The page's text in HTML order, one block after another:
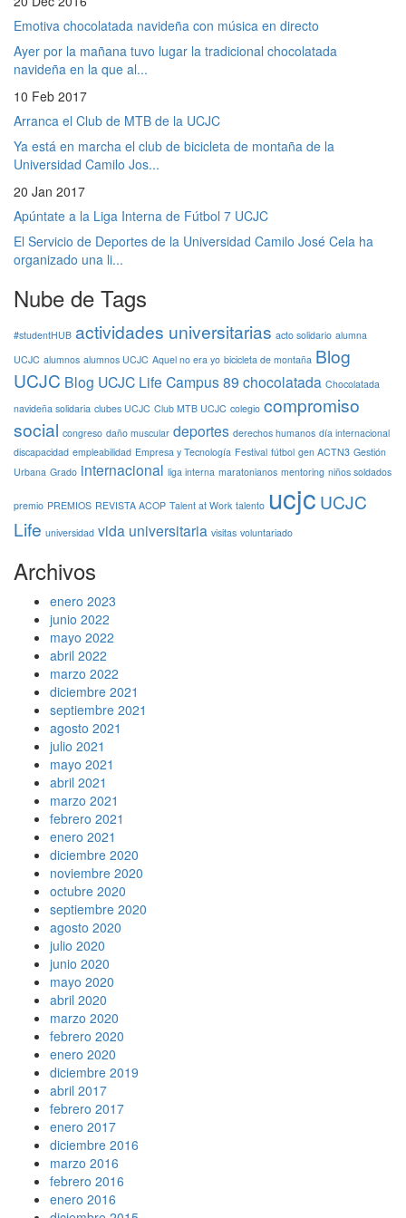
Emotiva chocolatada navideña con música en directo
Ayer por la mañana tuvo lugar la tradicional chocolatada
navideña en la que al...
10 Feb 2017
Arranca el Club de MTB de la UCJC
Ya está en marcha el club de bicicleta de montaña de la
Universidad Camilo Jos...
20 Jan 2017
Apúntate a la Liga Interna de Fútbol 7 UCJC
El Servicio de Deportes de la Universidad Camilo José Cela ha
organizado una li...
Nube de Tags
#studentHUB actividades universitarias acto solidario alumna
UCJC alumnos alumnos UCJC Aquel no era yo bicicleta de montaña Blog
UCJC Blog UCJC Life Campus 89 chocolatada Chocolatada
navideña solidaria clubes UCJC Club MTB UCJC colegio compromiso
social congreso daño muscular deportes derechos humanos día internacional
discapacidad empleabilidad Empresa y Tecnología Festival fútbol gen ACTN3 Gestión
Urbana Grado internacional liga interna maratonianos mentoring niños soldados
premio PREMIOS REVISTA ACOP Talent at Work talento ucjc UCJC
Life universidad vida universitaria visitas voluntariado
Archivos
enero 2023
junio 2022
mayo 2022
abril 2022
marzo 2022
diciembre 2021
septiembre 2021
agosto 2021
julio 2021
mayo 2021
abril 2021
marzo 2021
febrero 2021
enero 2021
diciembre 2020
noviembre 2020
octubre 2020
septiembre 2020
agosto 2020
julio 2020
junio 2020
mayo 2020
abril 2020
marzo 2020
febrero 2020
enero 2020
diciembre 2019
abril 2017
febrero 2017
enero 2017
diciembre 2016
marzo 2016
febrero 2016
enero 2016